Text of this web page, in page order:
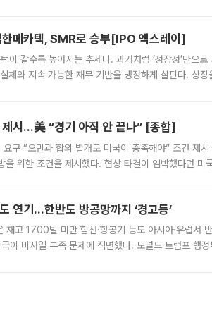
메카텍, SMR로 승부[IPO 엑스레이]
갈수록 높아지는 추세다. 과거처럼 ‘성장성’만으로
체와 지속 가능한 재무 기반을 냉정하게 살핀다. 상장
제시…美 “경기 아직 안 끝나” [종합]
구 “오만과 합의 별개로 미국이 충족해야” 조건 제
을 위한 조건을 제시했다. 협상 타결이 임박했다던 미
연기…한반도 방공망까지 ‘경고등’
고 1700발 미만 함선·항공기 등도 아시아·유럽서 반
이 미사일 부족 문제에 직면했다. 도널드 트럼프 행